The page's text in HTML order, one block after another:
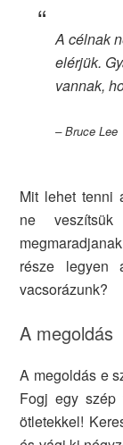
A célnak
elérjük.
vannak,
– Bruce Lee
Mit lehet tenni
ne
része legyen
vacsorázunk?
A megoldás
A megoldás e
Fogj egy szép
ötletekkel!